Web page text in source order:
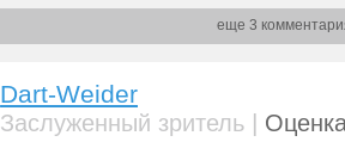
еще 3
Dart-Weider
Заслуженный зритель |